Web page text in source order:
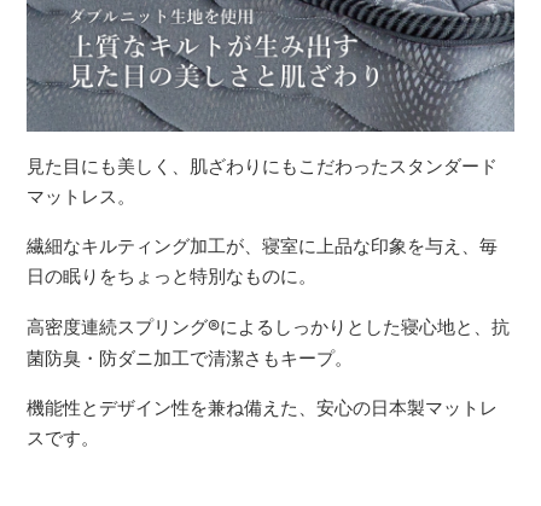
見た目にも美しく、肌ざわりにもこだわったスタンダード
マットレス。
繊細なキルティング加工が、寝室に上品な印象を与え、毎
日の眠りをちょっと特別なものに。
高密度連続スプリング®によるしっかりとした寝心地と、抗
菌防臭・防ダニ加工で清潔さもキープ。
機能性とデザイン性を兼ね備えた、安心の日本製マットレ
スです。